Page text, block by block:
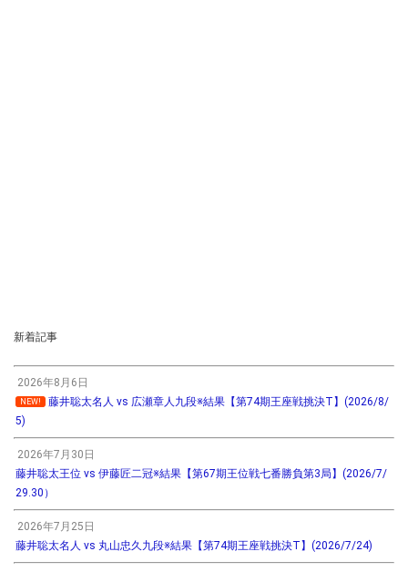
新着記事
2026年8月6日
NEW!
藤井聡太名人 vs 広瀬章人九段※結果【第74期王座戦挑決T】(2026/8/
5)
2026年7月30日
藤井聡太王位 vs 伊藤匠二冠※結果【第67期王位戦七番勝負第3局】(2026/7/
29.30）
2026年7月25日
藤井聡太名人 vs 丸山忠久九段※結果【第74期王座戦挑決T】(2026/7/24)